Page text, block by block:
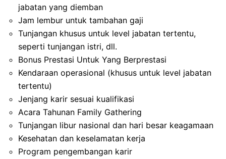
jabatan yang diemban
Jam lembur untuk tambahan gaji
Tunjangan khusus untuk level jabatan tertentu,
seperti tunjangan istri, dll.
Bonus Prestasi Untuk Yang Berprestasi
Kendaraan operasional (khusus untuk level jabatan
tertentu)
Jenjang karir sesuai kualifikasi
Acara Tahunan Family Gathering
Tunjangan libur nasional dan hari besar keagamaan
Kesehatan dan keselamatan kerja
Program pengembangan karir